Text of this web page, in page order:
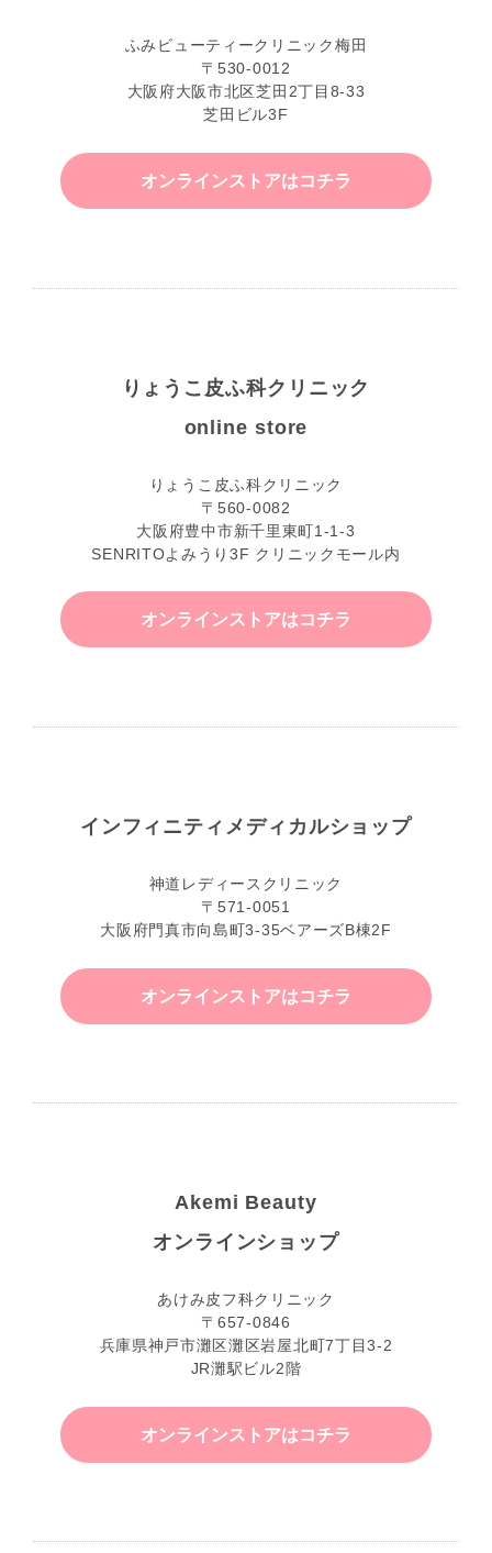
ふみビューティークリニック梅田
〒530-0012
大阪府大阪市北区芝田2丁目8-33
芝田ビル3F
オンラインストアはコチラ
りょうこ皮ふ科クリニック
online store
りょうこ皮ふ科クリニック
〒560-0082
大阪府豊中市新千里東町1-1-3
SENRITOよみうり3F クリニックモール内
オンラインストアはコチラ
インフィニティ メディカルショップ
神道レディースクリニック
〒571-0051
大阪府門真市向島町3-35ベアーズB棟2F
オンラインストアはコチラ
Akemi Beauty
オンラインショップ
あけみ皮フ科クリニック
〒657-0846
兵庫県神戸市灘区灘区岩屋北町7丁目3-2
JR灘駅ビル2階
オンラインストアはコチラ